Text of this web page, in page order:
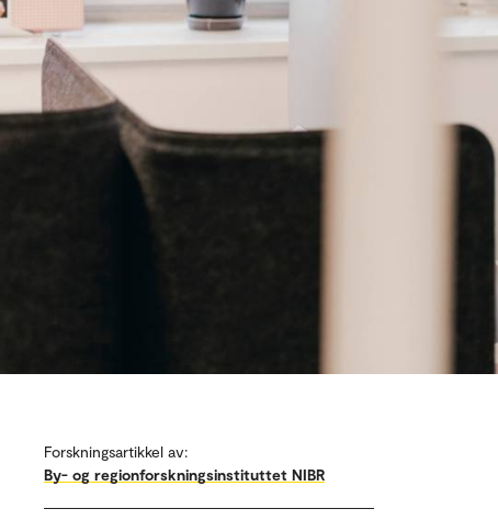
Forskningsartikkel av:
By- og regionforskningsinstituttet NIBR